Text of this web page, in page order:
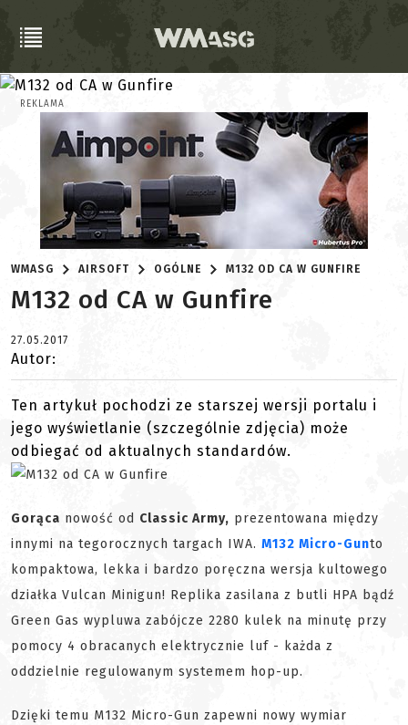
REKLAMA
WMASG AIRSOFT OGÓLNE M132 OD CA W GUNFIRE
M132 od CA w Gunfire
27.05.2017
Autor:
Ten artykuł pochodzi ze starszej wersji portalu i
jego wyświetlanie (szczególnie zdjęcia) może
odbiegać od aktualnych standardów.
Gorąca nowość od Classic Army, prezentowana między
innymi na tegorocznych targach IWA. M132 Micro-Gunto
kompaktowa, lekka i bardzo poręczna wersja kultowego
działka Vulcan Minigun! Replika zasilana z butli HPA bądź
Green Gas wypluwa zabójcze 2280 kulek na minutę przy
pomocy 4 obracanych elektrycznie luf - każda z
oddzielnie regulowanym systemem hop-up.
Dzięki temu M132 Micro-Gun zapewni nowy wymiar